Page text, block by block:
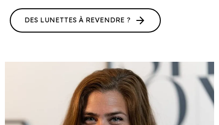
DES LUNETTES À REVENDRE ? arrow_forward